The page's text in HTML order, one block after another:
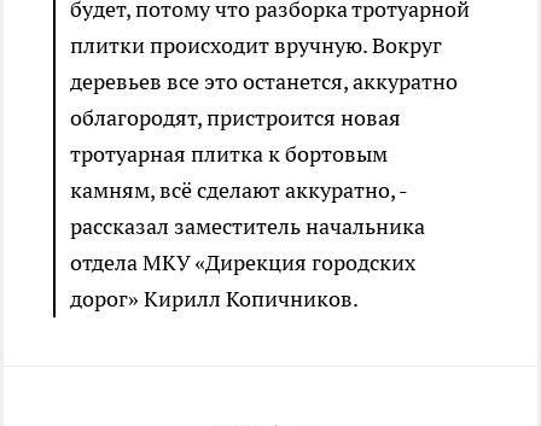
будет, потому что разборка тротуарной
плитки происходит вручную. Вокруг
деревьев все это останется, аккуратно
облагородят, пристроится новая
тротуарная плитка к бортовым
камням, всё сделают аккуратно, -
рассказал заместитель начальника
отдела МКУ «Дирекция городских
дорог» Кирилл Копичников.